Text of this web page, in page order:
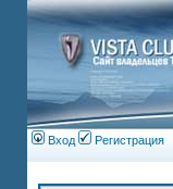
Вход Регистрация